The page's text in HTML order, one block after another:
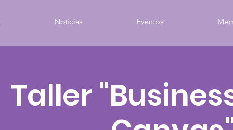
Noticias Eventos
Taller